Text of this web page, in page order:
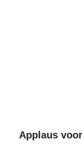
Applaus